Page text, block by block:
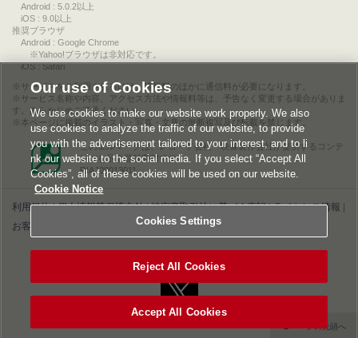
Android : 5.0.2以上
iOS : 9.0以上
推奨ブラウザ
Android : Google Chrome
※Yahoo!ブラウザは非対応です。
iOS : Safari
サービスをご利用されるには、情報料のほかに通信料が必要になります。
サービス名称や内容、アクセス方法や情報料等は、予告なく変更する場合がありま
す。あらかじめご了承ください。
本ページに掲載のイラスト・写真・文章の無断複写及び転載を禁じます。
このエルマークは、レコード会社・映像製作会社が提供するコンテ
ンツを示す登録商標です。
RIAJ00013011
利用規約|個人情報等保護方針|特定商取引法に基づく表記|ライセンス情報
お客様情報の外部送信について|Cookies Settings
▲ページの先頭へ
Our use of Cookies
We use cookies to make our website work properly. We also
use cookies to analyze the traffic of our website, to provide
you with the advertisement tailored to your interest, and to li
nk our website to the social media. If you select “Accept All
Cookies”, all of these cookies will be used on our website.
Cookie Notice
Cookies Settings
Reject All Cookies
Accept All Cookies